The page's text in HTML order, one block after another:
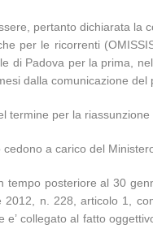
pertanto dichiarata la
per le ricorrenti
di Padova per la prima,
dalla comunicazione del
termine per la
a carico del
tempo posteriore al 30
n. 228, articolo 1,
e’ collegato al fatto